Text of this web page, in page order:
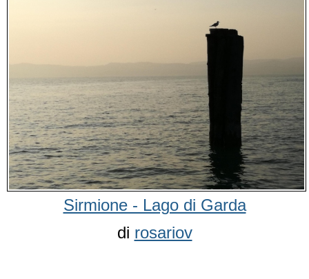
Sirmione - Lago di Garda
di rosariov